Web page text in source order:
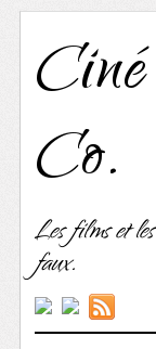
Co.
Les films et
faux.